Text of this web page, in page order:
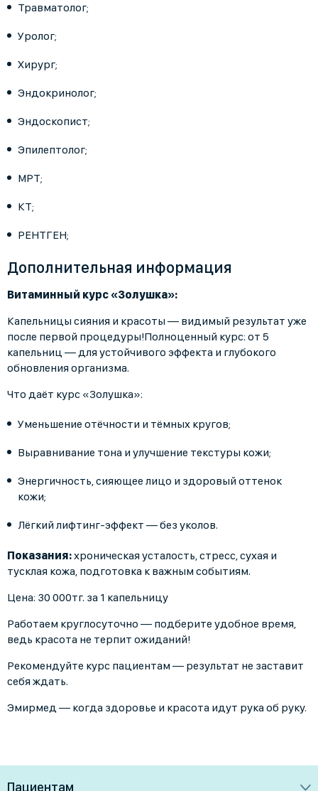
Травматолог;
Уролог;
Хирург;
Эндокринолог;
Эндоскопист;
Эпилептолог;
МРТ;
КТ;
РЕНТГЕН;
Дополнительная информация
Витаминный курс «Золушка»:
Капельницы сияния и красоты — видимый результат уже
после первой процедуры!Полноценный курс: от 5
капельниц — для устойчивого эффекта и глубокого
обновления организма.
Что даёт курс «Золушка»:
Уменьшение отёчности и тёмных кругов;
Выравнивание тона и улучшение текстуры кожи;
Энергичность, сияющее лицо и здоровый оттенок
кожи;
Лёгкий лифтинг-эффект — без уколов.
Показания:хроническая усталость, стресс, сухая и
тусклая кожа, подготовка к важным событиям.
Цена: 30 000тг. за 1 капельницу
Работаем круглосуточно — подберите удобное время,
ведь красота не терпит ожиданий!
Рекомендуйте курс пациентам — результат не заставит
себя ждать.
Эмирмед — когда здоровье и красота идут рука об руку.
Пациентам